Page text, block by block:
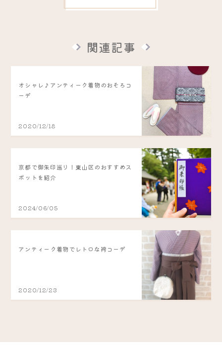
関連記事
オシャレ♪アンティーク着物のおそろコ
ーデ
2020/12/18
京都で御朱印巡り！東山区のおすすめス
ポットを紹介
2024/06/05
アンティーク着物でレトロな袴コーデ
2020/12/23